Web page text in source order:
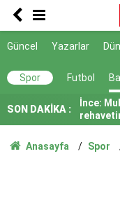
Güncel Yazarlar
Spor Futbol
SON DAKİKA :
zirveye
İnce:
Anasayfa Spor